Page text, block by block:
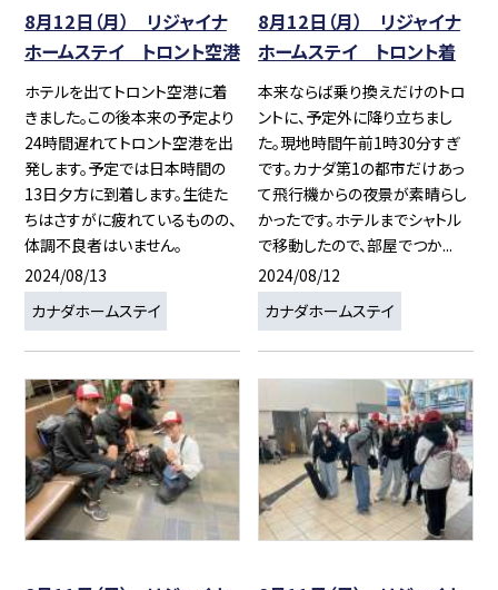
8月12日（月） リジャイナ
ホームステイ トロント空港
ホテルを出てトロント空港に着
きました。この後本来の予定より
24時間遅れてトロント空港を出
発します。予定では日本時間の
13日夕方に到着します。生徒た
ちはさすがに疲れているものの、
体調不良者はいません。
2024/08/13
カナダホームステイ
8月12日（月） リジャイナ
ホームステイ トロント着
本来ならば乗り換えだけのトロ
ントに、予定外に降り立ちまし
た。現地時間午前1時30分すぎ
です。カナダ第1の都市だけあっ
て飛行機からの夜景が素晴らし
かったです。ホテルまでシャトル
で移動したので、部屋でつか...
2024/08/12
カナダホームステイ